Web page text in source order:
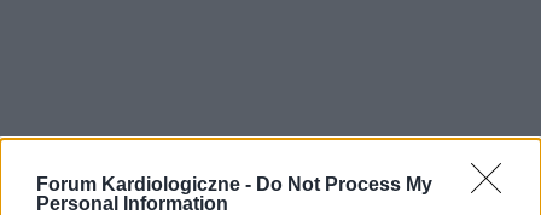
Forum Kardiologiczne - Do Not Process My
Personal Information